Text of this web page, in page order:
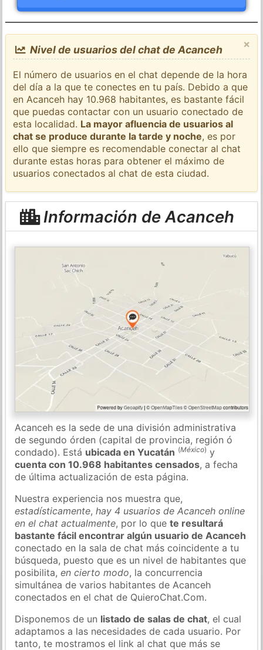
×
Nivel de usuarios del chat de Acanceh
El número de usuarios en el chat depende de la hora
del día a la que te conectes en tu país. Debido a que
en Acanceh hay 10.968 habitantes, es bastante fácil
que puedas contactar con un usuario conectado de
esta localidad. La mayor afluencia de usuarios al
chat se produce durante la tarde y noche, es por
ello que siempre es recomendable conectar al chat
durante estas horas para obtener el máximo de
usuarios conectados al chat de esta ciudad.
Información de Acanceh
Acanceh es la sede de una división administrativa
de segundo órden (capital de provincia, región ó
condado). Está ubicada en Yucatán (México) y
cuenta con 10.968 habitantes censados, a fecha
de última actualización de esta página.
Nuestra experiencia nos muestra que,
estadísticamente,hay 4 usuarios de Acanceh online
en el chat actualmente, por lo quete resultará
bastante fácil encontrar algún usuario de Acanceh
conectado en la sala de chat más coincidente a tu
búsqueda, puesto que es un nivel de habitantes que
posibilita,en cierto modo, la concurrencia
simultánea de varios habitantes de Acanceh
conectados en el chat de QuieroChat.Com.
Disponemos de un listado de salas de chat, el cual
adaptamos a las necesidades de cada usuario. Por
tanto, te mostramos el link al chat que más se